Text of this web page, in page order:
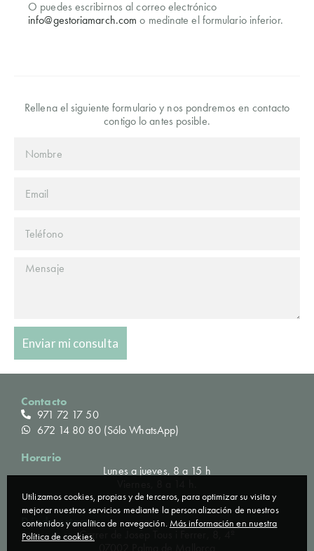
O puedes escribirnos al correo electrónico
info@gestoriamarch.com o medinate el formulario inferior.
Rellena el siguiente formulario y nos pondremos en contacto
contigo lo antes posible.
Enviar mi consulta
Contacto
971 72 17 50
672 14 80 80 (Sólo WhatsApp)
Horario
Lunes a jueves, 8 a 15 h
Dónde estamos
Carrer de Josep Tous i Ferrer, 8, 4º
Utilizamos cookies, propias y de terceros, para optimizar su visita y
mejorar nuestros servicios mediante la personalización de nuestros
contenidos y analítica de navegación. Más información en nuestra
Política de cookies.